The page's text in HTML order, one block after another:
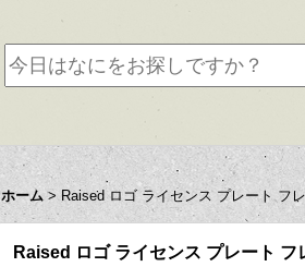
ホーム > Raised ロゴ ライセンス プレート フ
Raised ロゴ ライセンス プレート